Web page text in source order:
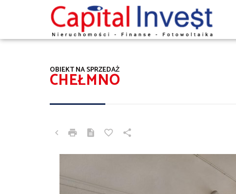
CHEŁMNO
OBIEKT NA SPRZEDAŻ